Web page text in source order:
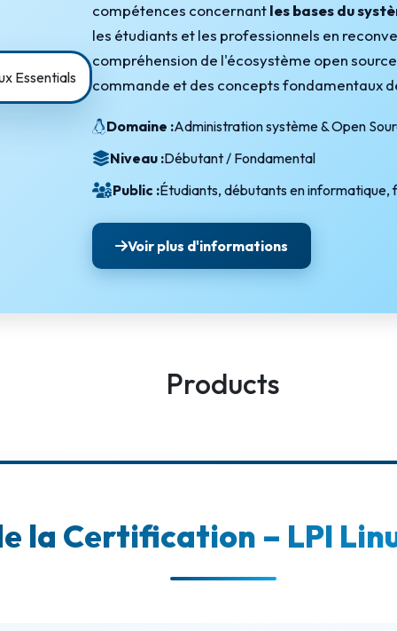
Webmarketing & Réseaux
Intelligence Artificielle
compétences concernantles bases du
les étudiants et les professionnels en
compréhension de l'écosystème open
commande et des concepts fondamentaux
Domaine :Administration système & Open
Niveau :Débutant / Fondamental
Public :Étudiants, débutants en
Voir plus d'informations
Products
la Certification – LPI